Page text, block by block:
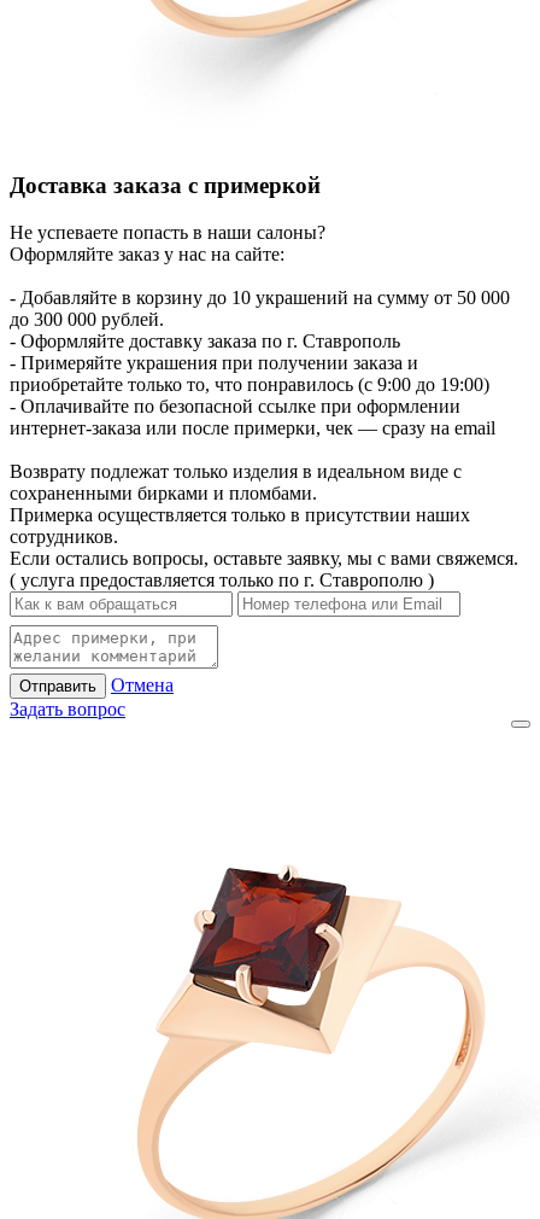
Доставка заказа с примеркой
Не успеваете попасть в наши салоны?
Оформляйте заказ у нас на сайте:
- Добавляйте в корзину до 10 украшений на сумму от 50 000
до 300 000 рублей.
- Оформляйте доставку заказа по г. Ставрополь
- Примеряйте украшения при получении заказа и
приобретайте только то, что понравилось (с 9:00 до 19:00)
- Оплачивайте по безопасной ссылке при оформлении
интернет-заказа или после примерки, чек — сразу на email
Возврату подлежат только изделия в идеальном виде с
сохраненными бирками и пломбами.
Примерка осуществляется только в присутствии наших
сотрудников.
Если остались вопросы, оставьте заявку, мы с вами свяжемся.
( услуга предоставляется только по г. Ставрополю )
Отправить
Отмена
Задать вопрос